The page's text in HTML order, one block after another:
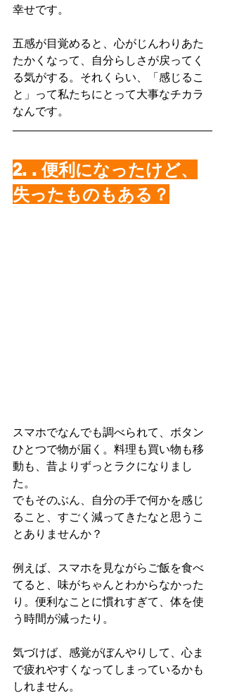
幸せです。
五感が目覚めると、心がじんわりあた
たかくなって、自分らしさが戻ってく
る気がする。それくらい、「感じるこ
と」って私たちにとって大事なチカラ
なんです。
2. . 便利になったけど、
失ったものもある？
スマホでなんでも調べられて、ボタン
ひとつで物が届く。料理も買い物も移
動も、昔よりずっとラクになりまし
た。
でもそのぶん、自分の手で何かを感じ
ること、すごく減ってきたなと思うこ
とありませんか？
例えば、スマホを見ながらご飯を食べ
てると、味がちゃんとわからなかった
り。便利なことに慣れすぎて、体を使
う時間が減ったり。
気づけば、感覚がぼんやりして、心ま
で疲れやすくなってしまっているかも
しれません。